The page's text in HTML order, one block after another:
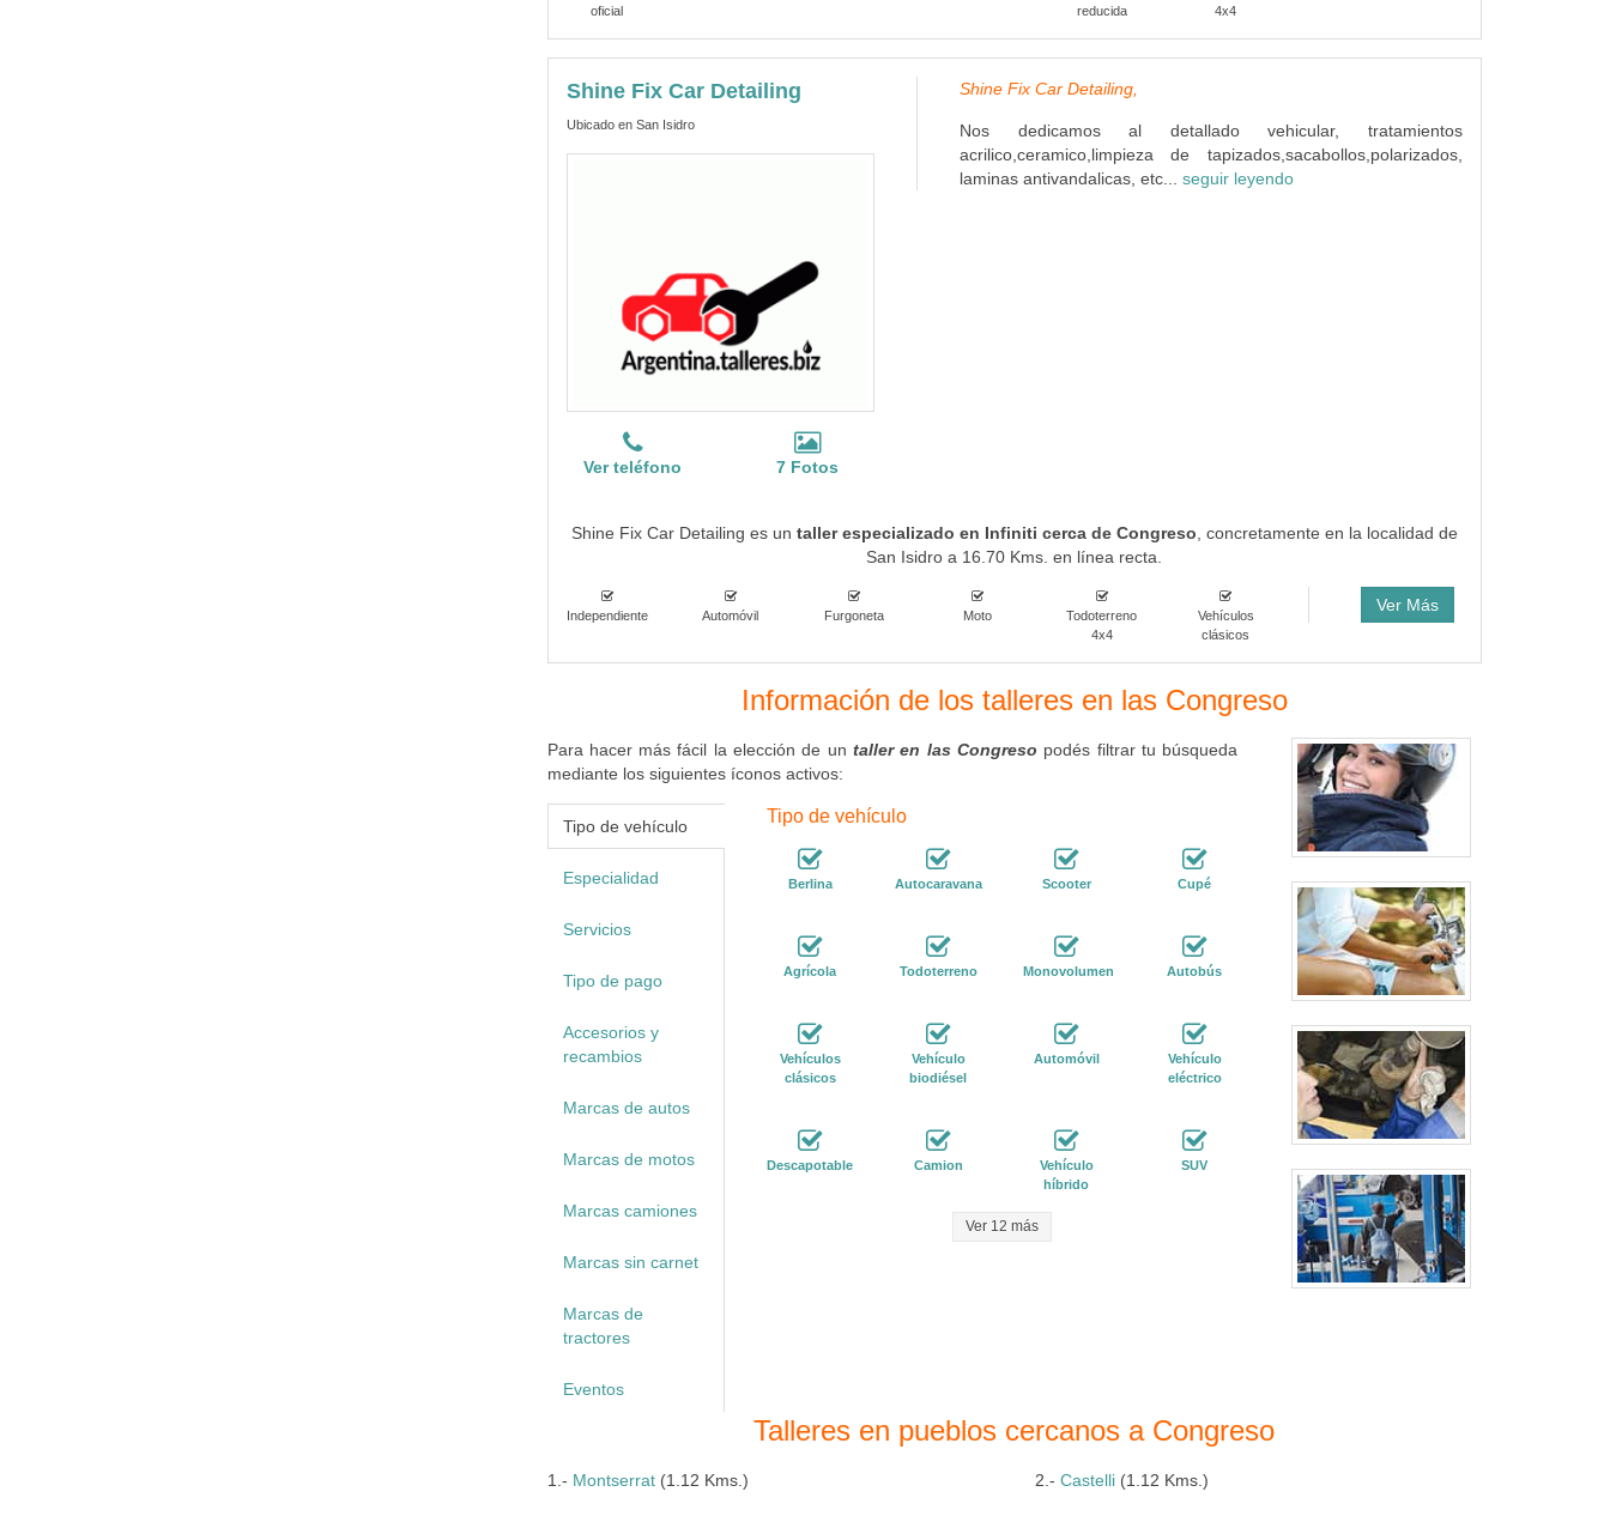
oficial
reducida
4x4
Shine Fix Car Detailing
Ubicado en San Isidro
Ver teléfono 7 Fotos
Shine Fix Car Detailing,
Nos dedicamos al detallado vehicular, tratamientos
acrilico,ceramico,limpieza de tapizados,sacabollos,polarizados,
laminas antivandalicas, etc... seguir leyendo
Shine Fix Car Detailing es un taller especializado en Infiniti cerca de Congreso , concretamente en la localidad de
San Isidro a 16.70 Kms. en línea recta.
Independiente Automóvil Furgoneta Moto
Todoterreno
4x4
Vehículos
clásicos
Ver Más
Información de los talleres en las Congreso
Para hacer más fácil la elección de un taller en las Congreso podés filtrar tu búsqueda
mediante los siguientes íconos activos:
Tipo de vehículo
Especialidad
Servicios
Tipo de pago
Accesorios y
recambios
Marcas de autos
Marcas de motos
Marcas camiones
Marcas sin carnet
Marcas de
tractores
Eventos
Tipo de vehículo
Berlina Autocaravana Scooter Cupé
Agrícola Todoterreno Monovolumen Autobús
Vehículos
clásicos
Vehículo
biodiésel
Automóvil
Vehículo
eléctrico
Descapotable Camion
Vehículo
híbrido
SUV
Ver 12 más
Talleres en pueblos cercanos a Congreso
1.- Montserrat(1.12 Kms.) 2.-Castelli (1.12 Kms.)